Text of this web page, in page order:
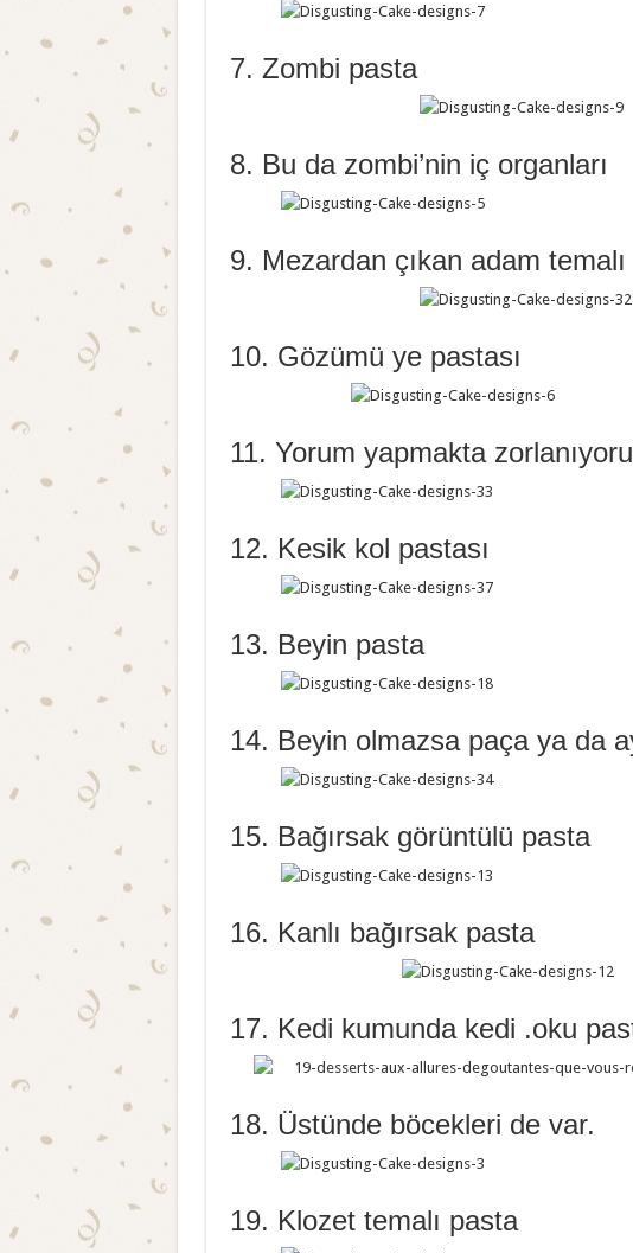
7. Zombi pasta
8. Bu da zombi’nin iç organları
9. Mezardan çıkan adam
10. Gözümü ye pastası
11. Yorum yapmakta
12. Kesik kol pastası
13. Beyin pasta
14. Beyin olmazsa paça ya da
15. Bağırsak görüntülü pasta
16. Kanlı bağırsak pasta
17. Kedi kumunda kedi .oku
18. Üstünde böcekleri de var.
19. Klozet temalı pasta